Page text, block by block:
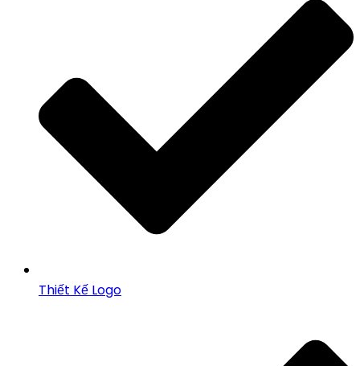
Thiết Kế Logo